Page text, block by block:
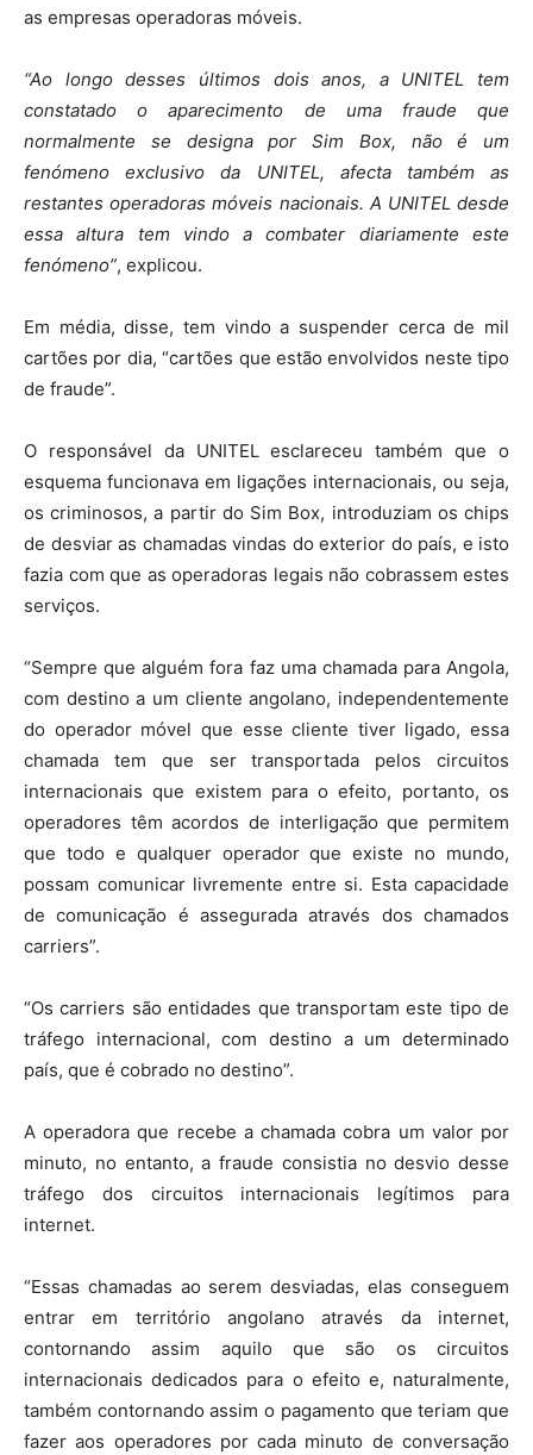
as empresas operadoras móveis.
“Ao longo desses últimos dois anos, a UNITEL tem
constatado o aparecimento de uma fraude que
normalmente se designa por Sim Box, não é um
fenómeno exclusivo da UNITEL, afecta também as
restantes operadoras móveis nacionais. A UNITEL desde
essa altura tem vindo a combater diariamente este
fenómeno”, explicou.
Em média, disse, tem vindo a suspender cerca de mil
cartões por dia, “cartões que estão envolvidos neste tipo
de fraude”.
O responsável da UNITEL esclareceu também que o
esquema funcionava em ligações internacionais, ou seja,
os criminosos, a partir do Sim Box, introduziam os chips
de desviar as chamadas vindas do exterior do país, e isto
fazia com que as operadoras legais não cobrassem estes
serviços.
“Sempre que alguém fora faz uma chamada para Angola,
com destino a um cliente angolano, independentemente
do operador móvel que esse cliente tiver ligado, essa
chamada tem que ser transportada pelos circuitos
internacionais que existem para o efeito, portanto, os
operadores têm acordos de interligação que permitem
que todo e qualquer operador que existe no mundo,
possam comunicar livremente entre si. Esta capacidade
de comunicação é assegurada através dos chamados
carriers”.
“Os carriers são entidades que transportam este tipo de
tráfego internacional, com destino a um determinado
país, que é cobrado no destino”.
A operadora que recebe a chamada cobra um valor por
minuto, no entanto, a fraude consistia no desvio desse
tráfego dos circuitos internacionais legítimos para
internet.
“Essas chamadas ao serem desviadas, elas conseguem
entrar em território angolano através da internet,
contornando assim aquilo que são os circuitos
internacionais dedicados para o efeito e, naturalmente,
também contornando assim o pagamento que teriam que
fazer aos operadores por cada minuto de conversação